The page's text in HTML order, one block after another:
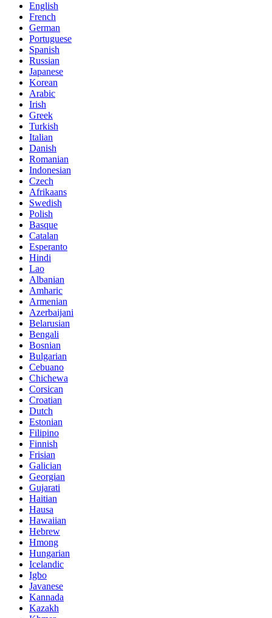
English
French
German
Portuguese
Spanish
Russian
Japanese
Korean
Arabic
Irish
Greek
Turkish
Italian
Danish
Romanian
Indonesian
Czech
Afrikaans
Swedish
Polish
Basque
Catalan
Esperanto
Hindi
Lao
Albanian
Amharic
Armenian
Azerbaijani
Belarusian
Bengali
Bosnian
Bulgarian
Cebuano
Chichewa
Corsican
Croatian
Dutch
Estonian
Filipino
Finnish
Frisian
Galician
Georgian
Gujarati
Haitian
Hausa
Hawaiian
Hebrew
Hmong
Hungarian
Icelandic
Igbo
Javanese
Kannada
Kazakh